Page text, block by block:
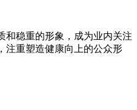
和稳重的形象，成为业内关注
注重塑造健康向上的公众形